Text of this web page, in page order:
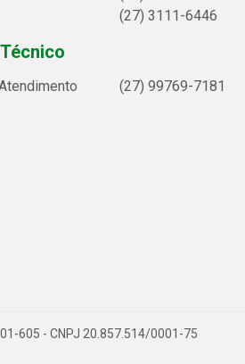
(27) 3111-6446
(27) 99769-7181
605 - CNPJ 20.857.514/0001-75